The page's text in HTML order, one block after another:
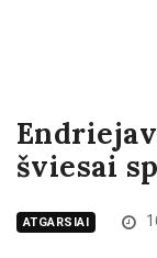
šviesai
ATGARSIAI